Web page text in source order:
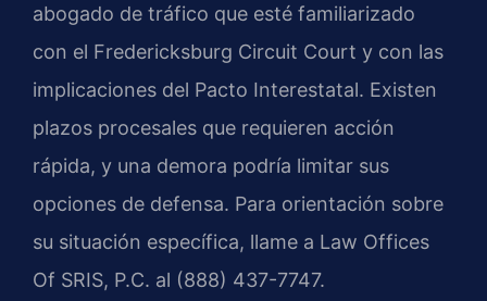
abogado de tráfico que esté familiarizado
con el Fredericksburg Circuit Court y con las
implicaciones del Pacto Interestatal. Existen
plazos procesales que requieren acción
rápida, y una demora podría limitar sus
opciones de defensa. Para orientación sobre
su situación específica, llame a Law Offices
Of SRIS, P.C. al (888) 437-7747.